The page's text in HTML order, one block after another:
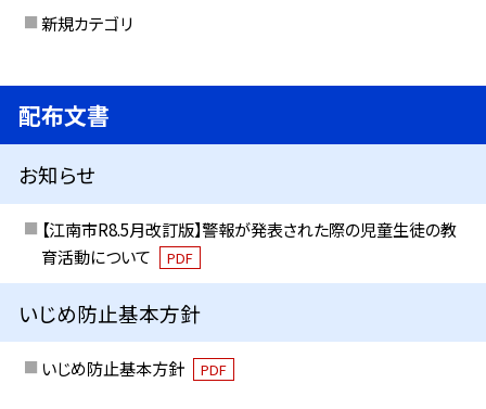
新規カテゴリ
配布文書
お知らせ
【江南市R8.5月改訂版】警報が発表された際の児童生徒の教
育活動について
PDF
いじめ防止基本方針
いじめ防止基本方針 PDF